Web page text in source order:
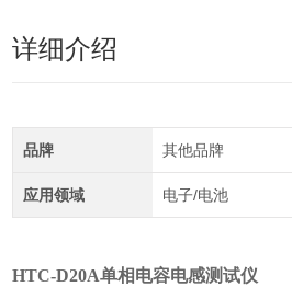
详细介绍
品牌 其他品牌
应用领域 电子/电池
HTC-D20A单相电容电感测试仪